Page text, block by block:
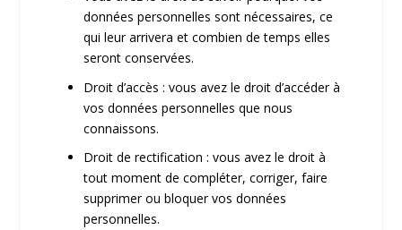
données personnelles sont nécessaires, ce
qui leur arrivera et combien de temps elles
seront conservées.
Droit d’accès : vous avez le droit d’accéder à
vos données personnelles que nous
connaissons.
Droit de rectification : vous avez le droit à
tout moment de compléter, corriger, faire
supprimer ou bloquer vos données
personnelles.